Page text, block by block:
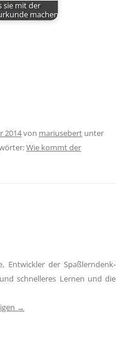
sie mit der
machen
2014von mariusebert unter
Wie kommt der
Entwickler der Spaßlerndenk-
schnelleres Lernen und die
→